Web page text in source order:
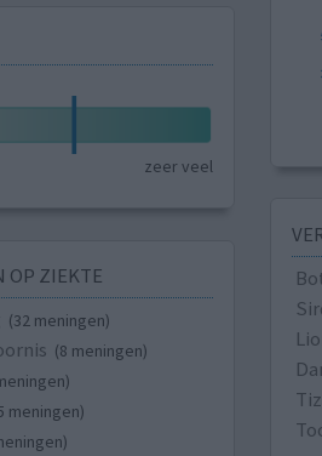
zeer veel
OP ZIEKTE
(32 meningen)
(8 meningen)
meningen)